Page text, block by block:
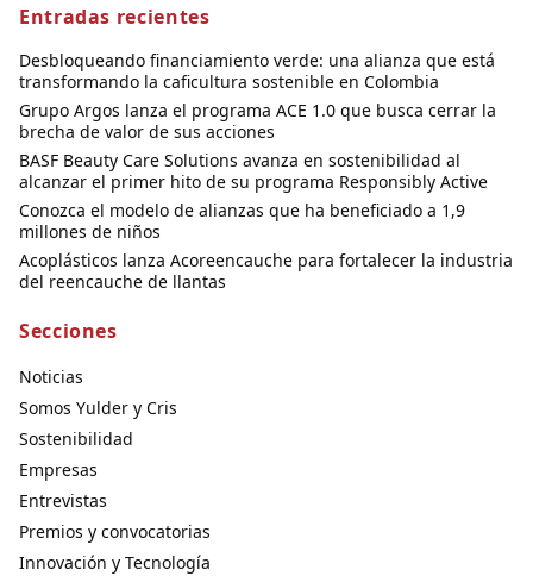
Entradas recientes
Desbloqueando financiamiento verde: una alianza que está
transformando la caficultura sostenible en Colombia
Grupo Argos lanza el programa ACE 1.0 que busca cerrar la
brecha de valor de sus acciones
BASF Beauty Care Solutions avanza en sostenibilidad al
alcanzar el primer hito de su programa Responsibly Active
Conozca el modelo de alianzas que ha beneficiado a 1,9
millones de niños
Acoplásticos lanza Acoreencauche para fortalecer la industria
del reencauche de llantas
Secciones
Noticias
Somos Yulder y Cris
Sostenibilidad
Empresas
Entrevistas
Premios y convocatorias
Innovación y Tecnología